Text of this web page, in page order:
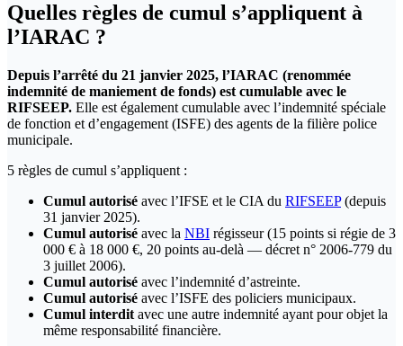
Quelles règles de cumul s’appliquent à
l’IARAC ?
Depuis l’arrêté du 21 janvier 2025, l’IARAC (renommée
indemnité de maniement de fonds) est cumulable avec le
RIFSEEP. Elle est également cumulable avec l’indemnité spéciale
de fonction et d’engagement (ISFE) des agents de la filière police
municipale.
5 règles de cumul s’appliquent :
Cumul autorisé avec l’IFSE et le CIA du RIFSEEP(depuis
31 janvier 2025).
Cumul autorisé avec la NBI régisseur (15 points si régie de 3
000 € à 18 000 €, 20 points au-delà — décret n° 2006-779 du
3 juillet 2006).
Cumul autorisé avec l’indemnité d’astreinte.
Cumul autorisé avec l’ISFE des policiers municipaux.
Cumul interdit avec une autre indemnité ayant pour objet la
même responsabilité financière.